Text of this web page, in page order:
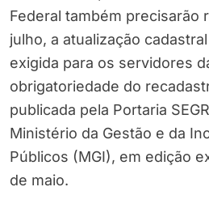
Federal também precisarão
julho, a atualização
exigida para os servidores
obrigatoriedade do
publicada pela Portaria
Ministério da Gestão e da
Públicos (MGI), em edição
de maio.